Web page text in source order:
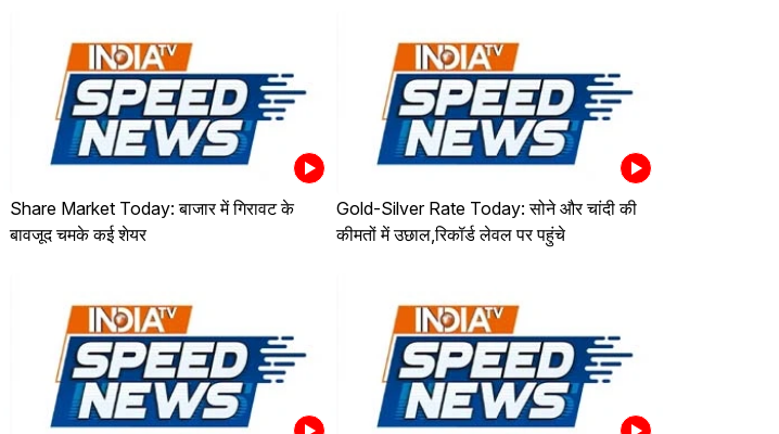
Share Market Today: बाजार में गिरावट के
बावजूद चमके कई शेयर
Gold-Silver Rate Today: सोने और चांदी की
कीमतों में उछाल,रिकॉर्ड लेवल पर पहुंचे